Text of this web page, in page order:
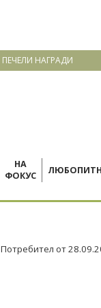
ПЕЧЕЛИ НАГРАДИ
НА
ФОКУС
Потребител от